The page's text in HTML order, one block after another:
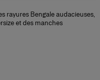
rayures Bengale audacieuses,
et des manches